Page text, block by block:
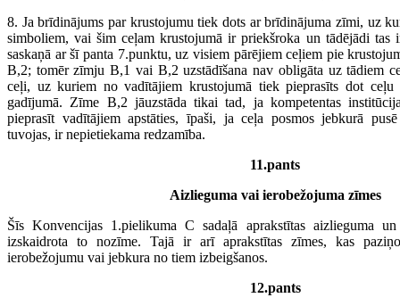
8. Ja brīdinājums par krustojumu tiek dots ar brīdinājuma zīmi, uz
simboliem, vai šim ceļam krustojumā ir priekšroka un tādējādi tas
saskaņā ar šī panta 7.punktu, uz visiem pārējiem ceļiem pie
B,2; tomēr zīmju B,1 vai B,2 uzstādīšana nav obligāta uz tādiem
ceļi, uz kuriem no vadītājiem krustojumā tiek pieprasīts dot ceļu
gadījumā. Zīme B,2 jāuzstāda tikai tad, ja kompetentas
pieprasīt vadītājiem apstāties, īpaši, ja ceļa posmos jebkurā
tuvojas, ir nepietiekama redzamība.
11.pants
Aizlieguma vai ierobežojuma zīmes
Šīs Konvencijas 1.pielikuma C sadaļā aprakstītas aizlieguma
izskaidrota to nozīme. Tajā ir arī aprakstītas zīmes, kas
ierobežojumu vai jebkura no tiem izbeigšanos.
12.pants